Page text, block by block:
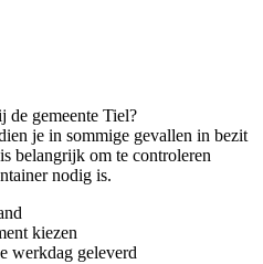
de gemeente Tiel?
je in sommige gevallen in bezit
belangrijk om te controleren
nodig is.
kiezen
werkdag geleverd